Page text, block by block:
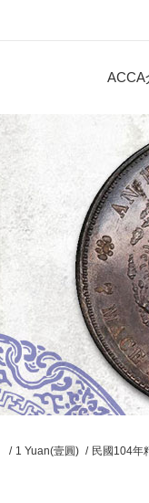
ACCA
/ 1 Yuan(壹圓) / 民國104年